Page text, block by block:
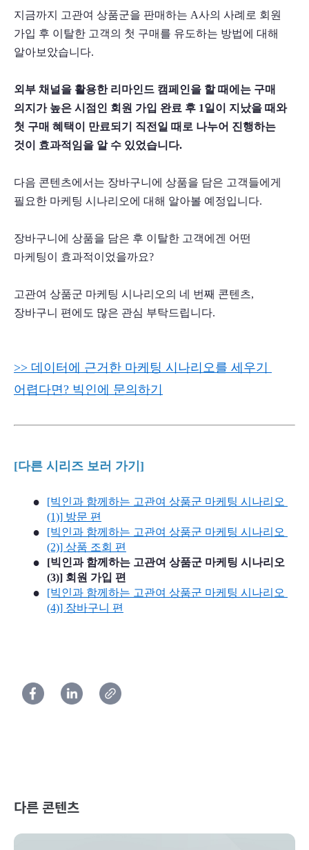
지금까지 고관여 상품군을 판매하는 A사의 사례로 회원
가입 후 이탈한 고객의 첫 구매를 유도하는 방법에 대해
알아보았습니다.
외부 채널을 활용한 리마인드 캠페인을 할 때에는 구매
의지가 높은 시점인 회원 가입 완료 후 1일이 지났을 때와
첫 구매 혜택이 만료되기 직전일 때로 나누어 진행하는
것이 효과적임을 알 수 있었습니다.
다음 콘텐츠에서는 장바구니에 상품을 담은 고객들에게
필요한 마케팅 시나리오에 대해 알아볼 예정입니다.
장바구니에 상품을 담은 후 이탈한 고객에겐 어떤
마케팅이 효과적이었을까요?
고관여 상품군 마케팅 시나리오의 네 번째 콘텐츠,
장바구니 편에도 많은 관심 부탁드립니다.
>> 데이터에 근거한 마케팅 시나리오를 세우기
어렵다면? 빅인에 문의하기
[다른 시리즈 보러 가기]
[빅인과 함께하는 고관여 상품군 마케팅 시나리오
(1)] 방문 편
[빅인과 함께하는 고관여 상품군 마케팅 시나리오
(2)] 상품 조회 편
[빅인과 함께하는 고관여 상품군 마케팅 시나리오
(3)] 회원 가입 편
[빅인과 함께하는 고관여 상품군 마케팅 시나리오
(4)] 장바구니 편
다른 콘텐츠